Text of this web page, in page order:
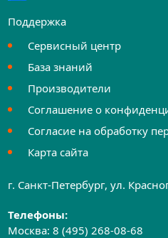
Поддержка
Сервисный центр
База знаний
Производители
Соглашение о
Согласие на обработку
Карта сайта
г. Санкт-Петербург, ул.
Телефоны:
Москва:8 (495) 268-08-68